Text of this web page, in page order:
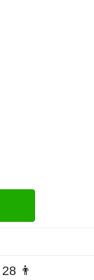
28 👨